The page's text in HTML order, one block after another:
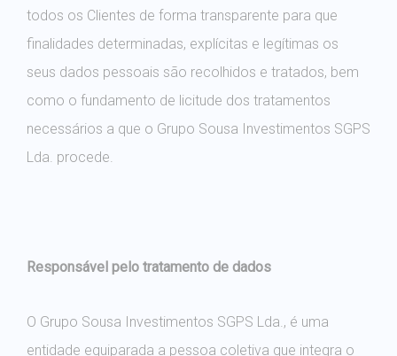
todos os Clientes de forma transparente para que
finalidades determinadas, explícitas e legítimas os
seus dados pessoais são recolhidos e tratados, bem
como o fundamento de licitude dos tratamentos
necessários a que o Grupo Sousa Investimentos SGPS
Lda. procede.
Responsável pelo tratamento de dados
O Grupo Sousa Investimentos SGPS Lda., é uma
entidade equiparada a pessoa coletiva que integra o